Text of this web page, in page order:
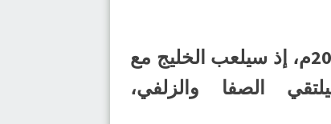
ومن المقرر أن تُقام مباريات الدور ربع النهائي يوم الخميس الموافق 15 مايو 2025م، إذ سيلعب الخليج مع
الصفا والزلفي،